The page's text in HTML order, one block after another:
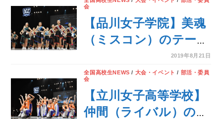
DANCE CLUB
CHAMPIONSHIP＞
会
【品川女子学院】美魂
（ミスコン）のテーマ
でダンスを披露！＜第
7回 DANCE CLUB
CHAMPIONSHIP＞
2019年8月21日
全国高校生NEWS / 大会・イベント / 部活・委員
会
【立川女子高等学校】
仲間（ライバル）のテ